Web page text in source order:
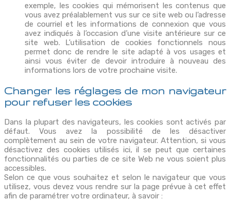
exemple, les cookies qui mémorisent les contenus que
vous avez préalablement vus sur ce site web ou l’adresse
de courriel et les informations de connexion que vous
avez indiqués à l’occasion d’une visite antérieure sur ce
site web. L’utilisation de cookies fonctionnels nous
permet donc de rendre le site adapté à vos usages et
ainsi vous éviter de devoir introduire à nouveau des
informations lors de votre prochaine visite.
Changer les réglages de mon navigateur
pour refuser les cookies
Dans la plupart des navigateurs, les cookies sont activés par
défaut. Vous avez la possibilité de les désactiver
complètement au sein de votre navigateur. Attention, si vous
désactivez des cookies utilisés ici, il se peut que certaines
fonctionnalités ou parties de ce site Web ne vous soient plus
accessibles.
Selon ce que vous souhaitez et selon le navigateur que vous
utilisez, vous devez vous rendre sur la page prévue à cet effet
afin de paramétrer votre ordinateur, à savoir :